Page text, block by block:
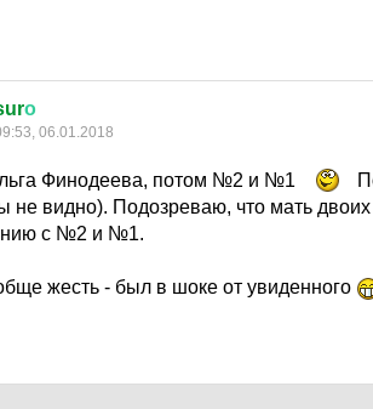
о
06.01.2018
Финодеева, потом №2 и №1
не видно). Подозреваю, что мать
с №2 и №1.
жесть - был в шоке от увиденного